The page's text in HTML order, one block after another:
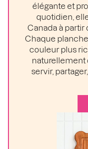
élégante et
quotidien,
Canada à partir
Chaque
couleur plus
naturellement
servir,